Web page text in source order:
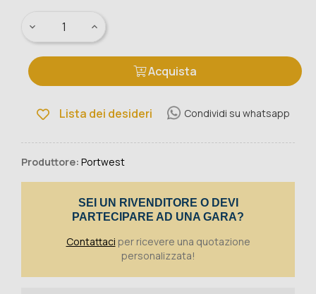
Acquista
Lista dei desideri Condividi su whatsapp
Produttore: Portwest
SEI UN RIVENDITORE O DEVI
PARTECIPARE AD UNA GARA?
Contattaci per ricevere una quotazione
personalizzata!